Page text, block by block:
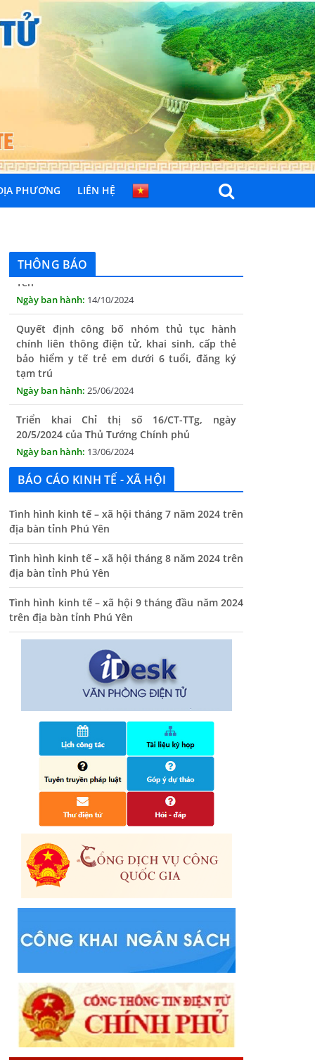
PHƯƠNG LIÊN HỆ
THÔNG BÁO
Yên
14/10/2024
Quyết định công bố nhóm thủ tục hành
chính liên thông điện tử, khai sinh, cấp thẻ
bảo hiểm y tế trẻ em dưới 6 tuổi, đăng ký
tạm trú
25/06/2024
Triển khai Chỉ thị số 16/CT-TTg, ngày
20/5/2024 của Thủ Tướng Chính phủ
13/06/2024
Tăng cường lãnh đạo, chỉ đạo nâng cao cải
cách hành chính
13/06/2024
Thông báo lịch tiếp công dân định kỳ của Chủ
tịch UBND xã tháng 11/2025
THÔNG BÁO Niêm yết danh mục dịch vụ công
tin giải quyết thủ tục hành chính tỉnh Phú
Yên
14/10/2024
BÁO CÁO KINH TẾ - XÃ HỘI
Tình hình kinh tế – xã hội tháng 7 năm 2024 trên
địa bàn tỉnh Phú Yên
Tình hình kinh tế – xã hội tháng 8 năm 2024 trên
địa bàn tỉnh Phú Yên
Tình hình kinh tế – xã hội 9 tháng đầu năm 2024
trên địa bàn tỉnh Phú Yên